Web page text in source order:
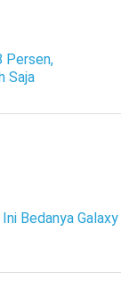
Persen,
Saja
Bedanya Galaxy